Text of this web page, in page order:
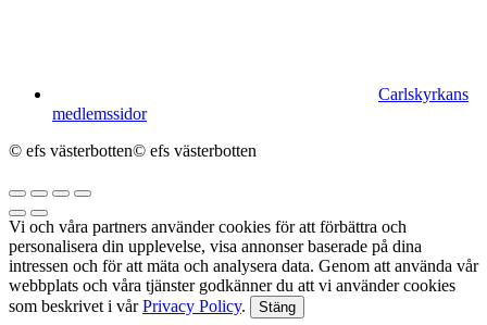
Carlskyrkans
medlemssidor
© efs västerbotten© efs västerbotten
Vi och våra partners använder cookies för att förbättra och
personalisera din upplevelse, visa annonser baserade på dina
intressen och för att mäta och analysera data. Genom att använda vår
webbplats och våra tjänster godkänner du att vi använder cookies
som beskrivet i vårPrivacy Policy. Stäng